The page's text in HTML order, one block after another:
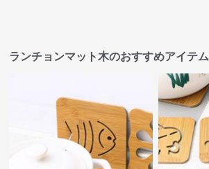
ランチョンマット木のおすすめアイテム